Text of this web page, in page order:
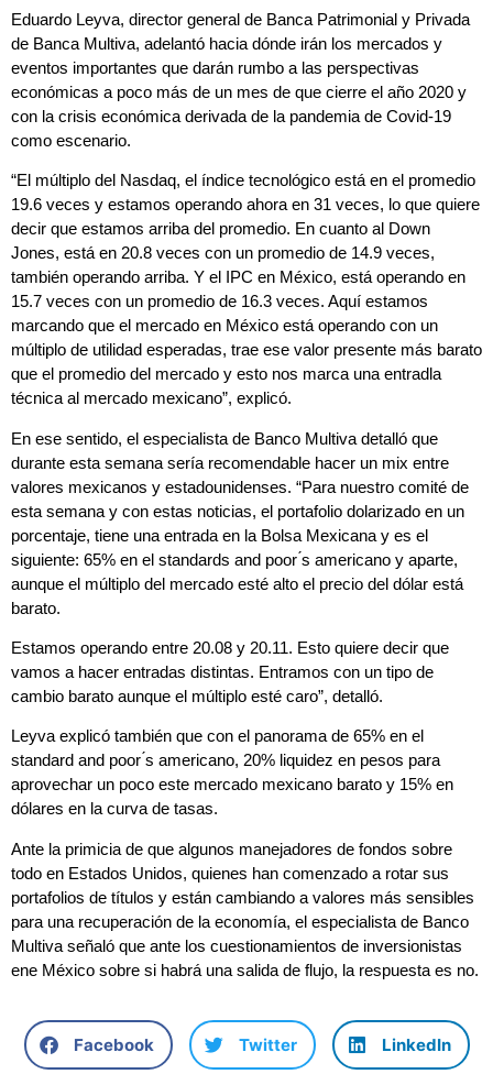
Eduardo Leyva, director general de Banca Patrimonial y Privada
de Banca Multiva, adelantó hacia dónde irán los mercados y
eventos importantes que darán rumbo a las perspectivas
económicas a poco más de un mes de que cierre el año 2020 y
con la crisis económica derivada de la pandemia de Covid-19
como escenario.
“El múltiplo del Nasdaq, el índice tecnológico está en el promedio
19.6 veces y estamos operando ahora en 31 veces, lo que quiere
decir que estamos arriba del promedio. En cuanto al Down
Jones, está en 20.8 veces con un promedio de 14.9 veces,
también operando arriba. Y el IPC en México, está operando en
15.7 veces con un promedio de 16.3 veces. Aquí estamos
marcando que el mercado en México está operando con un
múltiplo de utilidad esperadas, trae ese valor presente más barato
que el promedio del mercado y esto nos marca una entradla
técnica al mercado mexicano”, explicó.
En ese sentido, el especialista de Banco Multiva detalló que
durante esta semana sería recomendable hacer un mix entre
valores mexicanos y estadounidenses. “Para nuestro comité de
esta semana y con estas noticias, el portafolio dolarizado en un
porcentaje, tiene una entrada en la Bolsa Mexicana y es el
siguiente: 65% en el standards and poor ́s americano y aparte,
aunque el múltiplo del mercado esté alto el precio del dólar está
barato.
Estamos operando entre 20.08 y 20.11. Esto quiere decir que
vamos a hacer entradas distintas. Entramos con un tipo de
cambio barato aunque el múltiplo esté caro”, detalló.
Leyva explicó también que con el panorama de 65% en el
standard and poor ́s americano, 20% liquidez en pesos para
aprovechar un poco este mercado mexicano barato y 15% en
dólares en la curva de tasas.
Ante la primicia de que algunos manejadores de fondos sobre
todo en Estados Unidos, quienes han comenzado a rotar sus
portafolios de títulos y están cambiando a valores más sensibles
para una recuperación de la economía, el especialista de Banco
Multiva señaló que ante los cuestionamientos de inversionistas
ene México sobre si habrá una salida de flujo, la respuesta es no.
Facebook Twitter LinkedIn